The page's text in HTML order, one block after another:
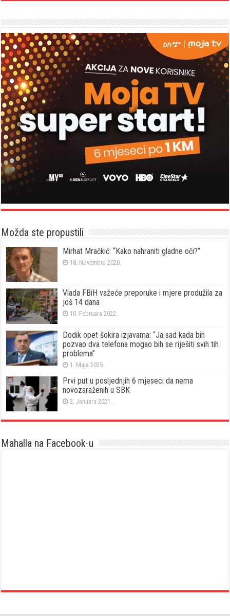
Možda ste propustili
Mirhat Mračkić: “Kako nahraniti gladne oči?”
18. Novembra 2020.
Vlada FBiH važeće preporuke i mjere produžila za
još 14 dana
10. Februara 2022.
Dodik opet šokira izjavama: “Ja sad kada bih
pozvao dva telefona mogao bih se riješiti svih tih
problema”
1. Maja 2025.
Prvi put u posljednjih 6 mjeseci da nema
novozaraženih u SBK
2. Januara 2021.
Mahalla na Facebook-u